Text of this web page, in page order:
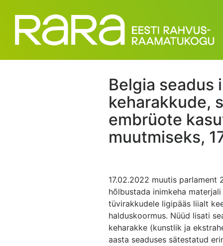
Belgia seadus
keharakkude,
embrüote
muutmiseks,
17.02.2022 muutis parlament
hõlbustada inimkeha
tüvirakkudele ligipääs liialt
halduskoormus. Nüüd lisati
keharakke (kunstlik ja
aasta seaduses sätestatud